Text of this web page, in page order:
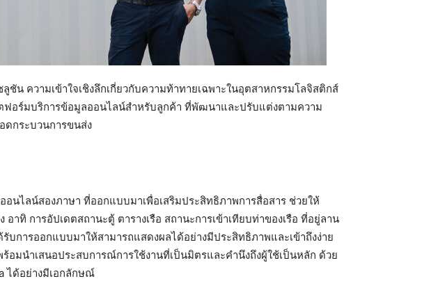
น ความเข้าใจเชิงลึกเกี่ยวกับความท้าทายเฉพาะในอุตสาหกรรมโลจิสติกส์
ฟอร์มบริการข้อมูลออนไลน์สำหรับลูกค้า ที่พัฒนาและปรับแต่งตามความ
ดกระบวนการขนส่ง
ไลน์สองภาษา ที่ออกแบบมาเพื่อเสริมประสิทธิภาพการสื่อสาร ช่วยให้
าทิ การอัปเดตสถานะตู้ ตารางเรือ สถานะการเข้าเทียบท่าของเรือ ที่อยู่ลาน
บการออกแบบมาให้สามารถแสดงผลได้อย่างมีประสิทธิภาพและเข้าถึงง่าย
มนำเสนอประสบการณ์การใช้งานที่เป็นมิตรและคำนึงถึงผู้ใช้เป็นหลัก ด้วย
ได้อย่างมีเอกลักษณ์